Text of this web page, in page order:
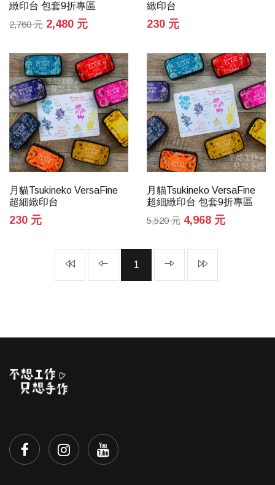
緻印台 包套9折專區
2,760 元 2,480 元
緻印台
230 元
月貓Tsukineko VersaFine
超細緻印台
230 元
月貓Tsukineko VersaFine
超細緻印台 包套9折專區
5,520 元 4,968 元
1